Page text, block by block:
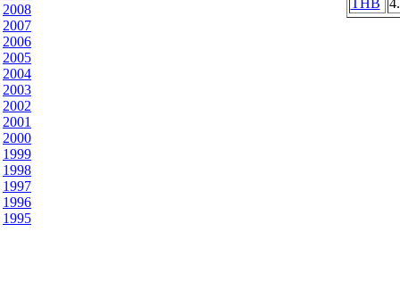
2008
2007
2006
2005
2004
2003
2002
2001
2000
1999
1998
1997
1996
1995
THB